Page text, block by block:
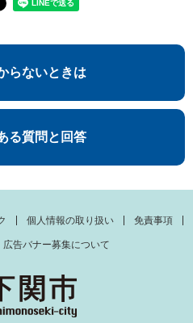
らないときは
る質問と回答
個人情報の取り扱い 免責事項
広告バナー募集について